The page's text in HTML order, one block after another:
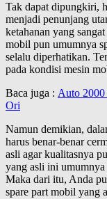
Tak dapat dipungkiri,
menjadi penunjang
ketahanan yang
mobil pun umumnya
selalu diperhatikan.
pada kondisi mesin
Baca juga : Auto 2000
Ori
Namun demikian,
harus benar-benar
asli agar kualitasnya
yang asli ini
Maka dari itu, Anda
spare part mobil yang